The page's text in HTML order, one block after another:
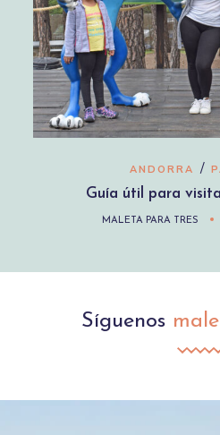
ANDORRA /
Guía útil para
MALETA PARA TRES
Síguenos